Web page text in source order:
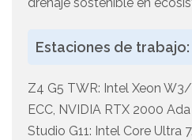
Estaciones de trabajo:
Z4 G5 TWR: Intel Xeon
ECC, NVIDIA RTX 2000
Studio G11: Intel Core Ultra